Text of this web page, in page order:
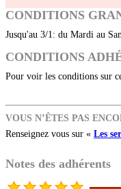
CONDITIONS
Jusqu'au 3/1: du Mardi au
CONDITIONS
Pour voir les conditions sur
VOUS N’ÊTES PAS
Renseignez vous sur « Les
Notes des adhérents